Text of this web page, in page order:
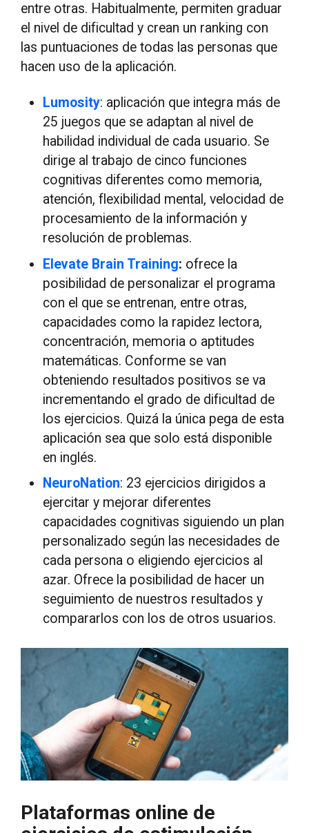
entre otras. Habitualmente, permiten graduar
el nivel de dificultad y crean un ranking con
las puntuaciones de todas las personas que
hacen uso de la aplicación.
Lumosity: aplicación que integra más de
25 juegos que se adaptan al nivel de
habilidad individual de cada usuario. Se
dirige al trabajo de cinco funciones
cognitivas diferentes como memoria,
atención, flexibilidad mental, velocidad de
procesamiento de la información y
resolución de problemas.
Elevate Brain Training: ofrece la
posibilidad de personalizar el programa
con el que se entrenan, entre otras,
capacidades como la rapidez lectora,
concentración, memoria o aptitudes
matemáticas. Conforme se van
obteniendo resultados positivos se va
incrementando el grado de dificultad de
los ejercicios. Quizá la única pega de esta
aplicación sea que solo está disponible
en inglés.
NeuroNation: 23 ejercicios dirigidos a
ejercitar y mejorar diferentes
capacidades cognitivas siguiendo un plan
personalizado según las necesidades de
cada persona o eligiendo ejercicios al
azar. Ofrece la posibilidad de hacer un
seguimiento de nuestros resultados y
compararlos con los de otros usuarios.
Plataformas online de